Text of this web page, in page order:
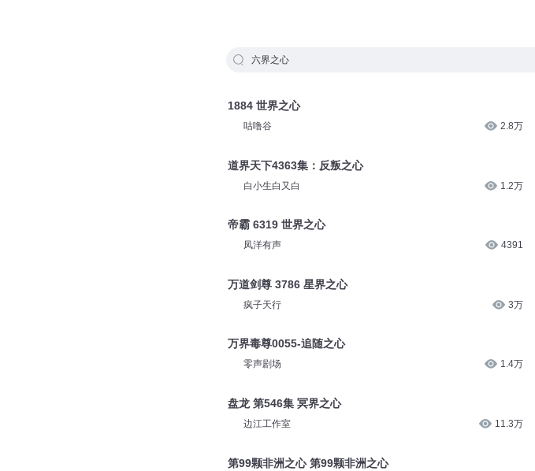
六界之心
1884 世界之心
咕噜谷 2.8万
道界天下4363集：反叛之心
白小生白又白 1.2万
帝霸 6319 世界之心
凤洋有声 4391
万道剑尊 3786 星界之心
疯子天行 3万
万界毒尊0055-追随之心
零声剧场 1.4万
盘龙 第546集 冥界之心
边江工作室 11.3万
第99颗非洲之心 第99颗非洲之心